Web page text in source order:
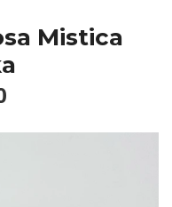
Mistica